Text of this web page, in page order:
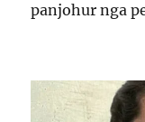
panjohur nga